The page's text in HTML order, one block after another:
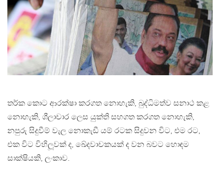
තර්ක කොට ආරක්ෂා කරගත නොහැකි, බුද්ධිමත්ව සනාථ කළ
නොහැකි, ශීලාචාර ලෙස යුක්ති සහගත කරගත නොහැකි,
නපුරු සිදුවීම් වැල නොකැඩී යම් රටක සිදුවන විට, එම රට,
එක විට විහිලූවක් ද, ඛේදවාචකයක් ද වන බවට හොඳම
සාක්ෂියකි, ලංකාව.